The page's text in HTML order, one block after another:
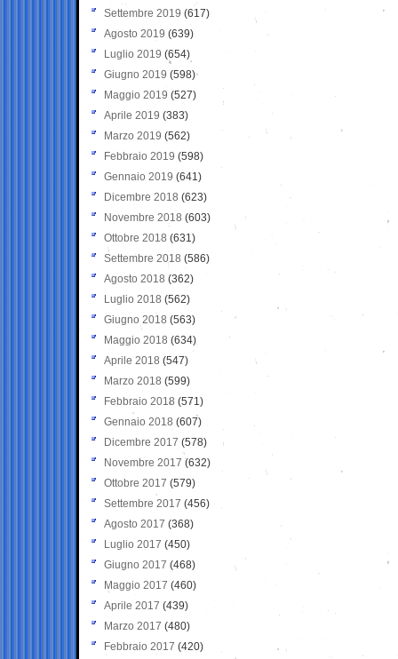
Settembre 2019 (617)
Agosto 2019 (639)
Luglio 2019 (654)
Giugno 2019 (598)
Maggio 2019 (527)
Aprile 2019 (383)
Marzo 2019 (562)
Febbraio 2019 (598)
Gennaio 2019 (641)
Dicembre 2018 (623)
Novembre 2018 (603)
Ottobre 2018 (631)
Settembre 2018 (586)
Agosto 2018 (362)
Luglio 2018 (562)
Giugno 2018 (563)
Maggio 2018 (634)
Aprile 2018 (547)
Marzo 2018 (599)
Febbraio 2018 (571)
Gennaio 2018 (607)
Dicembre 2017 (578)
Novembre 2017 (632)
Ottobre 2017 (579)
Settembre 2017 (456)
Agosto 2017 (368)
Luglio 2017 (450)
Giugno 2017 (468)
Maggio 2017 (460)
Aprile 2017 (439)
Marzo 2017 (480)
Febbraio 2017 (420)